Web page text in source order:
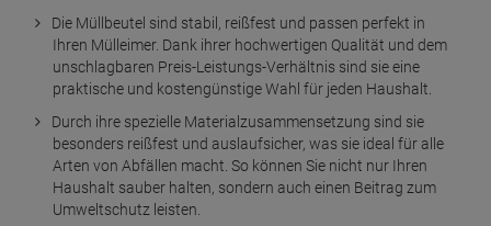
Die Müllbeutel sind stabil, reißfest und passen perfekt in
Ihren Mülleimer. Dank ihrer hochwertigen Qualität und dem
unschlagbaren Preis-Leistungs-Verhältnis sind sie eine
praktische und kostengünstige Wahl für jeden Haushalt.
Durch ihre spezielle Materialzusammensetzung sind sie
besonders reißfest und auslaufsicher, was sie ideal für alle
Arten von Abfällen macht. So können Sie nicht nur Ihren
Haushalt sauber halten, sondern auch einen Beitrag zum
Umweltschutz leisten.